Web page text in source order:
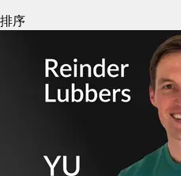
排序